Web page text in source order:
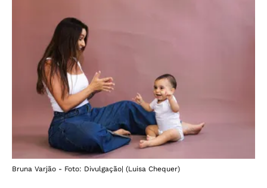
Bruna Varjão - Foto: Divulgação| (Luisa Chequer)